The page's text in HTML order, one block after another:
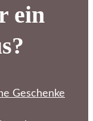
ein
Geschenke